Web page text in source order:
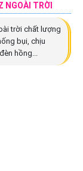
NGOÀI TRỜI
trời chất lượng
bụi, chịu
hồng...